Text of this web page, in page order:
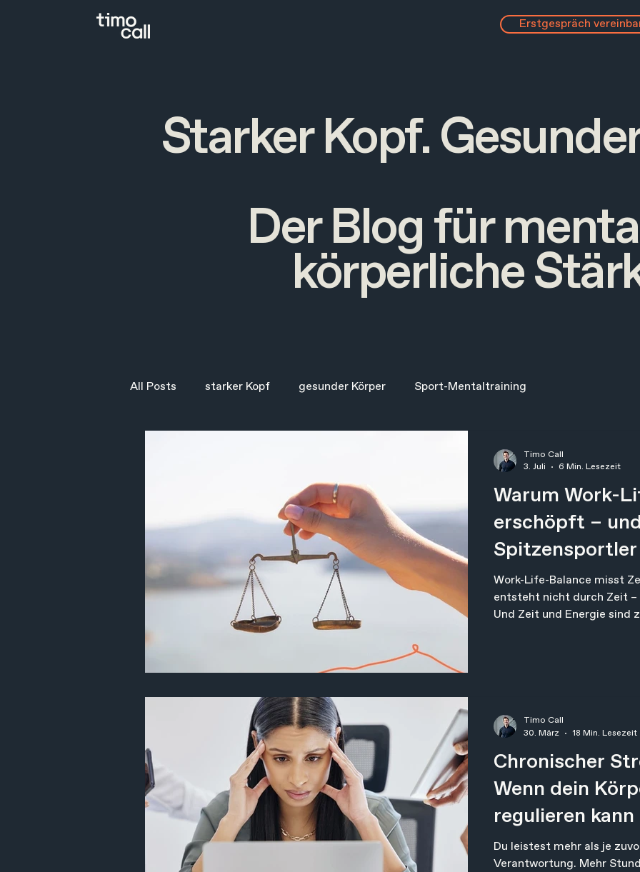
Erstgespräch
Starker Kopf.
Der Blog für
körperliche
All Posts starker Kopf gesunder Körper Sport-Mentaltraining
Warum Work-
erschöpft –
machen
Work-Life-Balance misst
entsteht nicht durch Zeit
Und Zeit und Energie sind
sehen beide Tage ähnlich
könnten sie untersch
Timo Call
3. Juli
6 Min. Lesezeit
Chronischer
Wenn dein
regulieren
den
Du leistest mehr als je
Verantwortung. Mehr
Timo Call
30. März
18 Min. Lesezeit